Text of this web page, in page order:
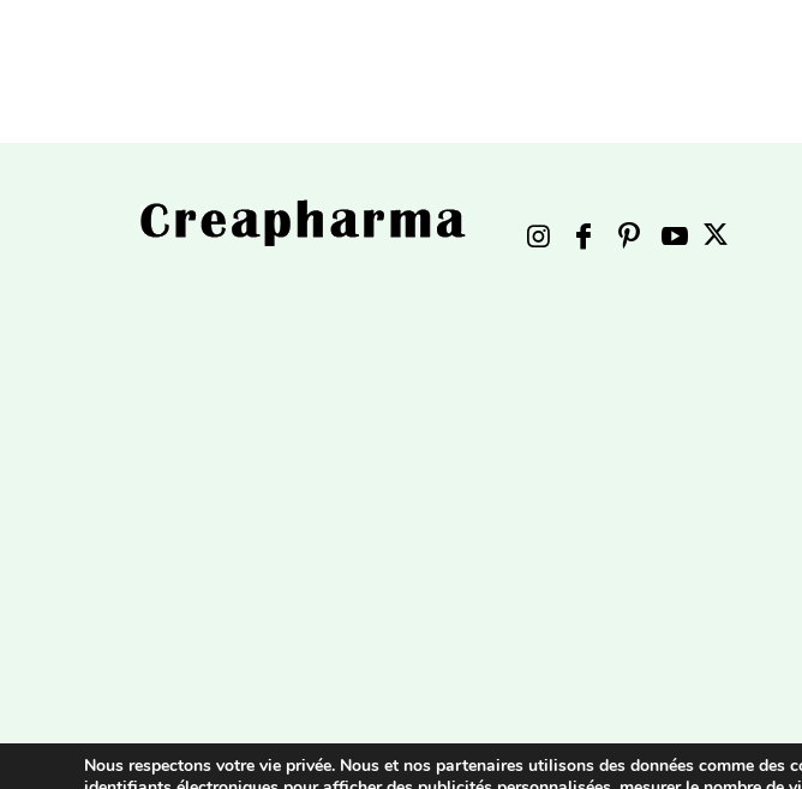
Nous respectons votre vie privée. Nous et nos partenaires utilisons des données comme des